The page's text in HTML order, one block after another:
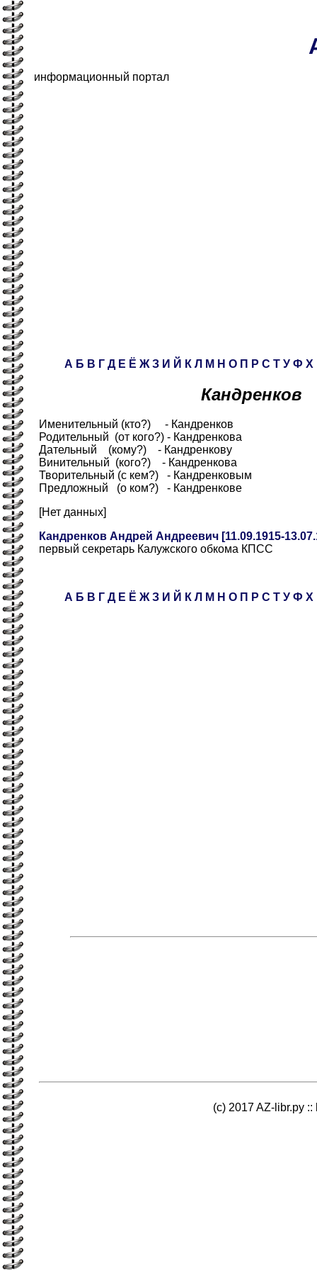
информационный портал
А Б В Г Д Е Ё Ж З И Й К Л М Н О П Р С Т У Ф Х
Кандренков
Именительный (кто?) - Кандренков
Родительный (от кого?) - Кандренкова
Дательный (кому?) - Кандренкову
Винительный (кого?) - Кандренкова
Творительный (с кем?) - Кандренковым
Предложный (о ком?) - Кандренкове
[Нет данных]
Кандренков Андрей Андреевич [11.09.1915-
первый секретарь Калужского обкома КПСС
А Б В Г Д Е Ё Ж З И Й К Л М Н О П Р С Т У Ф Х
(c) 2017 AZ-libr.ру ::